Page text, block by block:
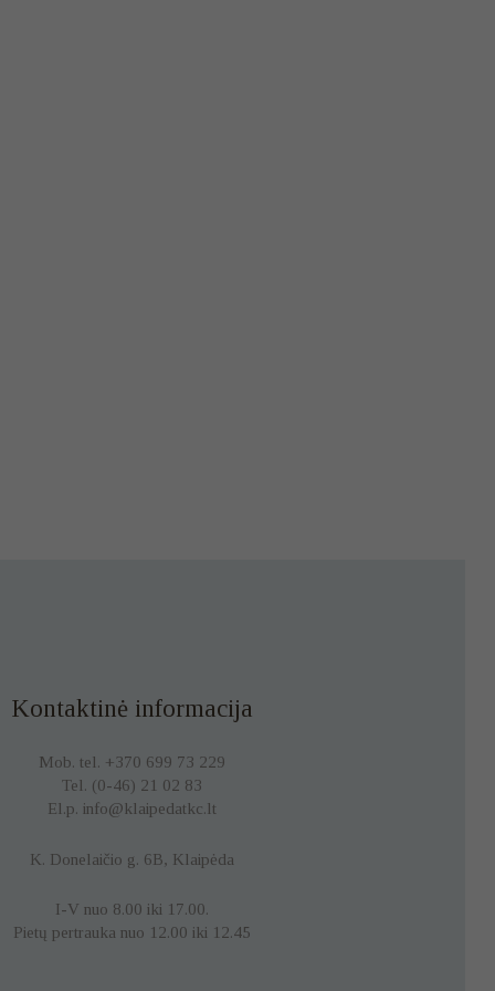
Kontaktinė informacija
Mob. tel. +370 699 73 229
Tel. (0-46) 21 02 83
El.p. info@klaipedatkc.lt
K. Donelaičio g. 6B, Klaipėda
I-V nuo 8.00 iki 17.00.
Pietų pertrauka nuo 12.00 iki 12.45